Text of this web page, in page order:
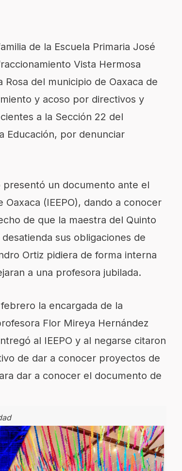
de la Escuela Primaria José
Vista Hermosa
del municipio de Oaxaca de
y acoso por directivos y
a la Sección 22 del
Educación, por denunciar
un documento ante el
(IEEPO), dando a conocer
de que la maestra del Quinto
sus obligaciones de
Ortiz pidiera de forma interna
a una profesora jubilada.
la encargada de la
Flor Mireya Hernández
al IEEPO y al negarse citaron
de dar a conocer proyectos de
dar a conocer el documento de